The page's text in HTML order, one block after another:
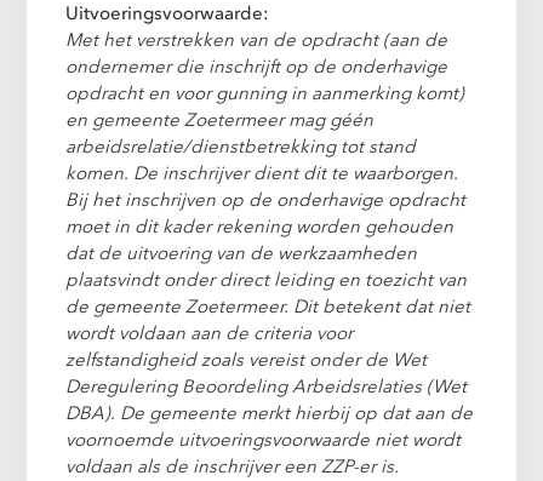
Uitvoeringsvoorwaarde:
Met het verstrekken van de opdracht (aan de
ondernemer die inschrijft op de onderhavige
opdracht en voor gunning in aanmerking komt)
en gemeente Zoetermeer mag géén
arbeidsrelatie/dienstbetrekking tot stand
komen. De inschrijver dient dit te waarborgen.
Bij het inschrijven op de onderhavige opdracht
moet in dit kader rekening worden gehouden
dat de uitvoering van de werkzaamheden
plaatsvindt onder direct leiding en toezicht van
de gemeente Zoetermeer. Dit betekent dat niet
wordt voldaan aan de criteria voor
zelfstandigheid zoals vereist onder de Wet
Deregulering Beoordeling Arbeidsrelaties (Wet
DBA). De gemeente merkt hierbij op dat aan de
voornoemde uitvoeringsvoorwaarde niet wordt
voldaan als de inschrijver een ZZP-er is.